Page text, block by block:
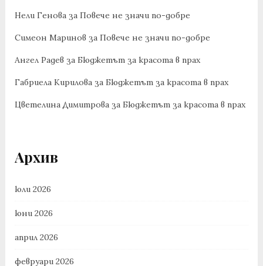
Нели Геноваза Повече не значи по-добре
Симеон Маринов за Повече не значи по-добре
Ангел Радев за Бюджетът за красота в прах
Габриела Кириловаза Бюджетът за красота в прах
Цветелина Димитроваза Бюджетът за красота в прах
Архив
юли 2026
юни 2026
април 2026
февруари 2026